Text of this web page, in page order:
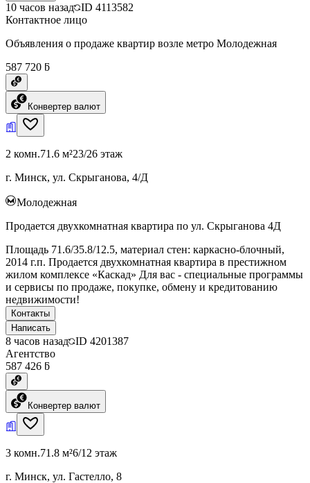
10 часов назад ID 4113582
Контактное лицо
Объявления о продаже квартир возле метро Молодежная
587 720 ƃ
Конвертер валют
2 комн.71.6 м²23/26 этаж
г. Минск, ул. Скрыганова, 4/Д
Молодежная
Продается двухкомнатная квартира по ул. Скрыганова 4Д
Площадь 71.6/35.8/12.5, материал стен: каркасно-блочный,
2014 г.п. Продается двухкомнатная квартира в престижном
жилом комплексе «Каскад» Для вас - специальные программы
и сервисы по продаже, покупке, обмену и кредитованию
недвижимости!
Контакты
Написать
8 часов назад ID 4201387
Агентство
587 426 ƃ
Конвертер валют
3 комн.71.8 м²6/12 этаж
г. Минск, ул. Гастелло, 8